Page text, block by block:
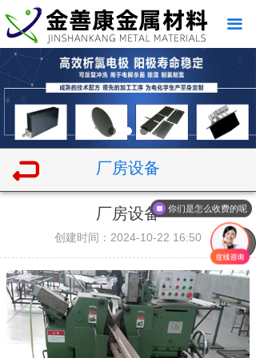
끀
厂房设备
厂房设备
创建时间： 2024-10-22 16:50 녠
你们是怎么收费的呢